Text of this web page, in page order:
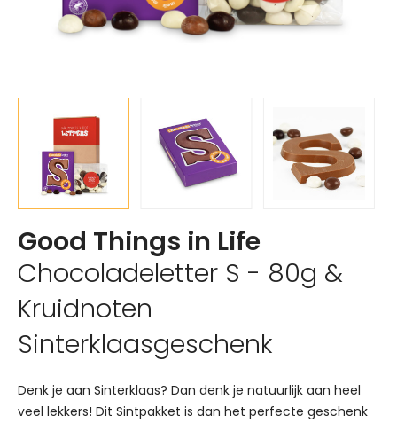
Good Things in Life
Chocoladeletter S - 80g &
Kruidnoten
Sinterklaasgeschenk
Denk je aan Sinterklaas? Dan denk je natuurlijk aan heel
veel lekkers! Dit Sintpakket is dan het perfecte geschenk